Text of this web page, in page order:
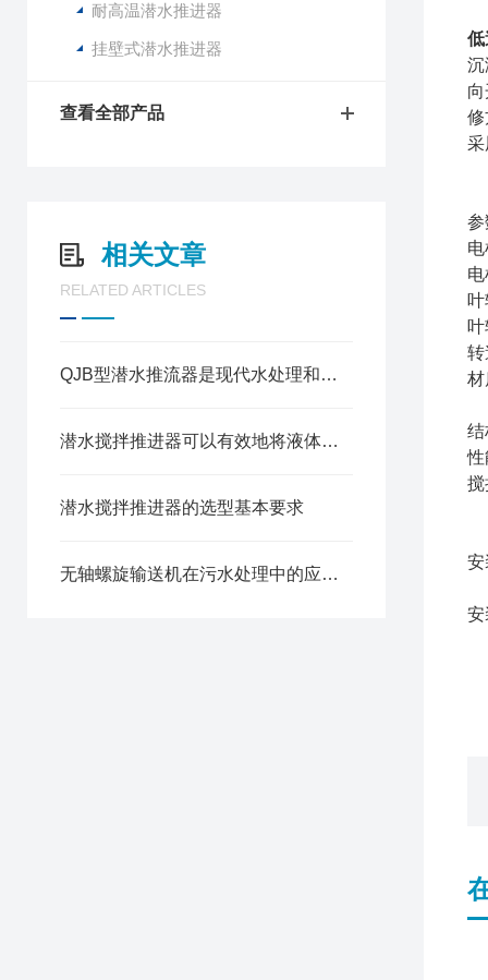
耐高温潜水推进器
挂壁式潜水推进器
查看全部产品
相关文章
RELATED ARTICLES
QJB型潜水推流器是现代水处理和水生态维护的重要工具
潜水搅拌推进器可以有效地将液体中的固体颗粒和气体均匀搅拌
潜水搅拌推进器的选型基本要求
无轴螺旋输送机在污水处理中的应用优势
低
沉
修
采
参
转
结
性
搅
安
安